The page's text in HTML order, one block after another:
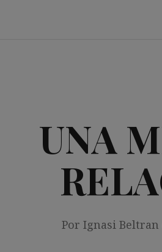
UNA
Por Ignasi Beltran